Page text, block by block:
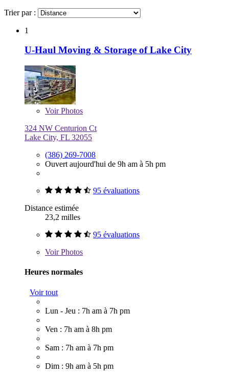
Trier par :
1
U-Haul Moving & Storage of Lake City
VoirPhotos
324 NW Centurion Ct
Lake City, FL 32055
(386) 269-7008
Ouvert aujourd'hui de 9h am à 5h pm
95 évaluations
Distance estimée
23,2 milles
95 évaluations
VoirPhotos
Heures normales
Voir tout
Lun - Jeu : 7h am à 7h pm
Ven : 7h am à 8h pm
Sam : 7h am à 7h pm
Dim : 9h am à 5h pm